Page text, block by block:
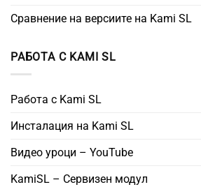
Сравнение на версиите на Kami SL
РАБОТА С KAMI SL
Работа с Kami SL
Инсталация на Kami SL
Видео уроци – YouTube
KamiSL – Сервизен модул